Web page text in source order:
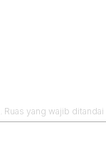
Ruas yang wajib ditandai